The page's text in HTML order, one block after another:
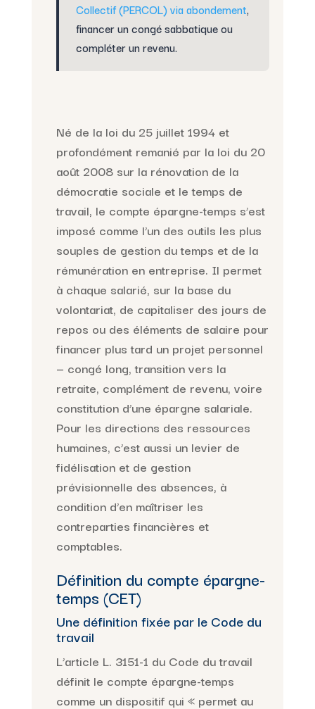
Collectif (PERCOL) via abondement,
financer un congé sabbatique ou
compléter un revenu.
Né de la loi du 25 juillet 1994 et
profondément remanié par la loi du 20
août 2008 sur la rénovation de la
démocratie sociale et le temps de
travail, le compte épargne-temps s’est
imposé comme l’un des outils les plus
souples de gestion du temps et de la
rémunération en entreprise. Il permet
à chaque salarié, sur la base du
volontariat, de capitaliser des jours de
repos ou des éléments de salaire pour
financer plus tard un projet personnel
— congé long, transition vers la
retraite, complément de revenu, voire
constitution d’une épargne salariale.
Pour les directions des ressources
humaines, c’est aussi un levier de
fidélisation et de gestion
prévisionnelle des absences, à
condition d’en maîtriser les
contreparties financières et
comptables.
Définition du compte épargne-
temps (CET)
Une définition fixée par le Code du
travail
L’article L. 3151-1 du Code du travail
définit le compte épargne-temps
comme un dispositif qui « permet au